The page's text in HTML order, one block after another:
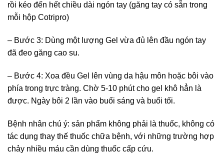
rồi kéo đến hết chiều dài ngón tay (găng tay có sẵn trong
mỗi hộp Cotripro)
– Bước 3: Dùng một lượng Gel vừa đủ lên đầu ngón tay
đã đeo găng cao su.
– Bước 4: Xoa đều Gel lên vùng da hậu môn hoặc bôi vào
phía trong trực tràng. Chờ 5-10 phút cho gel khô hẳn là
được. Ngày bôi 2 lần vào buổi sáng và buổi tối.
Bệnh nhân chú ý: sản phẩm không phải là thuốc, không có
tác dụng thay thế thuốc chữa bệnh, với những trường hợp
chảy nhiều máu cần dùng thuốc cấp cứu.